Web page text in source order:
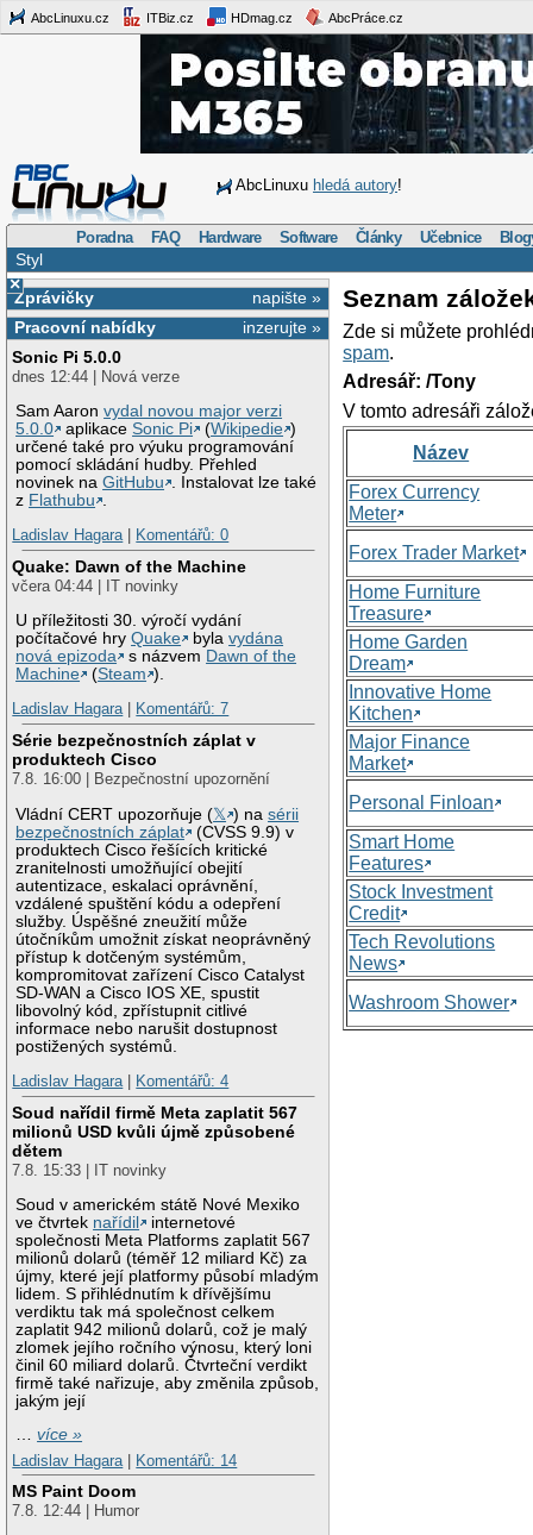
AbcLinuxu.cz ITBiz.cz HDmag.cz AbcPráce.cz
AbcLinuxu hledá autory!
Poradna FAQ Hardware Software Články Učebnice
Styl
×
napište »
Zprávičky
inzerujte »
Pracovní nabídky
Sonic Pi 5.0.0
dnes 12:44 | Nová verze
Sam Aaronvydal novou major verzi
5.0.0
aplikaceSonic Pi (Wikipedie )
určené také pro výuku programování
pomocí skládání hudby. Přehled
novinek naGitHubu
. Instalovat lze také
z Flathubu
Ladislav Hagara| Komentářů: 0
Quake: Dawn of the Machine
včera 04:44 | IT novinky
U příležitosti 30. výročí vydání
počítačové hryQuake bylavydána
nová epizoda
s názvem Dawn of the
Machine
(Steam ).
Ladislav Hagara| Komentářů: 7
Série bezpečnostních záplat v
produktech Cisco
7.8. 16:00 | Bezpečnostní upozornění
Vládní CERT upozorňuje (𝕏 ) nasérii
bezpečnostních záplat
(CVSS 9.9) v
produktech Cisco řešících kritické
zranitelnosti umožňující obejití
autentizace, eskalaci oprávnění,
vzdálené spuštění kódu a odepření
služby. Úspěšné zneužití může
útočníkům umožnit získat neoprávněný
přístup k dotčeným systémům,
kompromitovat zařízení Cisco Catalyst
SD-WAN a Cisco IOS XE, spustit
libovolný kód, zpřístupnit citlivé
informace nebo narušit dostupnost
postižených systémů.
Ladislav Hagara| Komentářů: 4
Soud nařídil firmě Meta zaplatit 567
milionů USD kvůli újmě způsobené
dětem
7.8. 15:33 | IT novinky
Soud v americkém státě Nové Mexiko
ve čtvrtek nařídil
internetové
společnosti Meta Platforms zaplatit 567
milionů dolarů (téměř 12 miliard Kč) za
újmy, které její platformy působí mladým
lidem. S přihlédnutím k dřívějšímu
verdiktu tak má společnost celkem
zaplatit 942 milionů dolarů, což je malý
zlomek jejího ročního výnosu, který loni
činil 60 miliard dolarů. Čtvrteční verdikt
firmě také nařizuje, aby změnila způsob,
jakým její
…více »
Ladislav Hagara
Komentářů: 14
MS Paint Doom
7.8. 12:44 | Humor
Seznam
Zde si můžete
spam.
Adresář: /Tony
V tomto adresáři
Název
Forex Currency
Meter
Forex Trader Market
Home Furniture
Treasure
Home Garden
Dream
Innovative Home
Kitchen
Major Finance
Market
Personal Finloan
Smart Home
Features
Stock Investment
Credit
Tech Revolutions
News
Washroom Shower